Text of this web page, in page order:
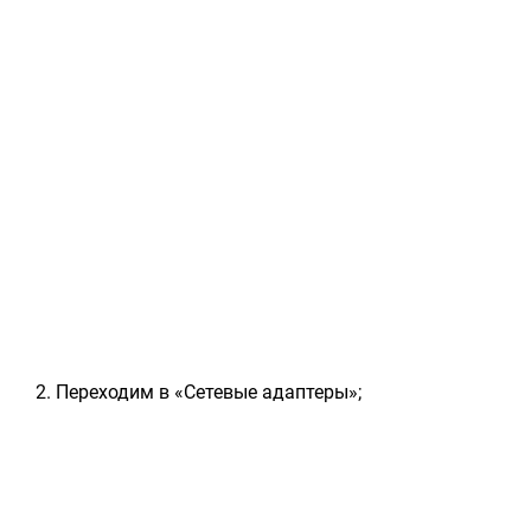
Переходим в «Сетевые адаптеры»;